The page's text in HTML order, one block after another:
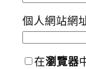
個人網站網
在瀏覽器